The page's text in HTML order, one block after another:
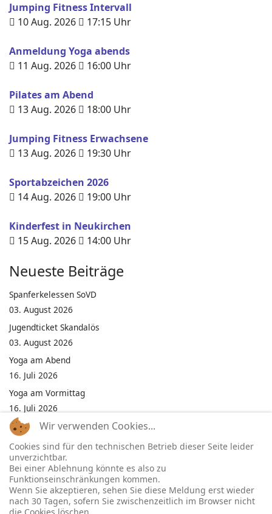
Jumping Fitness Intervall
10 Aug. 2026
17:15 Uhr
Anmeldung Yoga abends
11 Aug. 2026
16:00 Uhr
Pilates am Abend
13 Aug. 2026
18:00 Uhr
Jumping Fitness Erwachsene
13 Aug. 2026
19:30 Uhr
Sportabzeichen 2026
14 Aug. 2026
19:00 Uhr
Kinderfest in Neukirchen
15 Aug. 2026
14:00 Uhr
Neueste Beiträge
Spanferkelessen SoVD
03. August 2026
Jugendticket Skandalös
03. August 2026
Yoga am Abend
16. Juli 2026
Yoga am Vormittag
16. Juli 2026
Pilates am Abend
16. Juli 2026
Jumping Fitness Intervall
16. Juli 2026
Jumping Fitness Erwachsene
16. Juli 2026
Wir verwenden Cookies...
Cookies sind für den technischen Betrieb dieser Seite leider
unverzichtbar.
Bei einer Ablehnung könnte es also zu
Funktionseinschränkungen kommen.
Wenn Sie akzeptieren, sehen Sie diese Meldung erst wieder
nach 30 Tagen, sofern Sie zwischenzeitlich im Browser nicht